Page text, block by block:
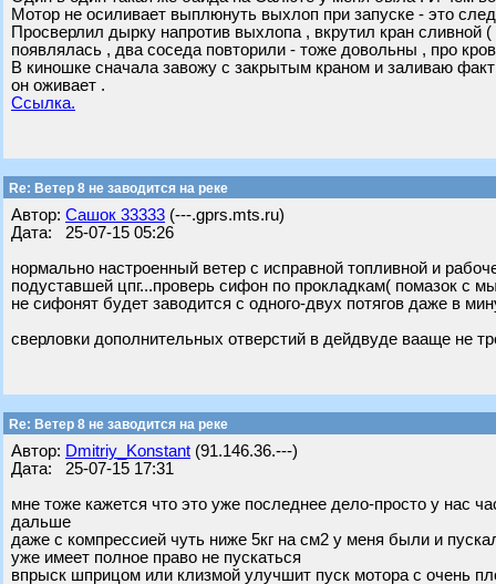
Мотор не осиливает выплюнуть выхлоп при запуске - это
Просверлил дырку напротив выхлопа , вкрутил кран
появлялась , два соседа повторили - тоже довольны , про
В киношке сначала завожу с закрытым краном и заливаю
он оживает .
Ссылка.
Re: Ветер 8 не заводится на реке
Автор: Сашок 33333 (---.gprs.mts.ru)
Дата: 25-07-15 05:26
нормально настроенный ветер с исправной топливной и
подуставшей цпг...проверь сифон по прокладкам( помазок с
не сифонят будет заводится с одного-двух потягов даже в
сверловки дополнительных отверстий в дейдвуде вааще не
Re: Ветер 8 не заводится на реке
Автор: Dmitriy_Konstant (91.146.36.---)
Дата: 25-07-15 17:31
мне тоже кажется что это уже последнее дело-просто у нас
дальше
даже с компрессией чуть ниже 5кг на см2 у меня были и
уже имеет полное право не пускаться
впрыск шприцом или клизмой улучшит пуск мотора с очень